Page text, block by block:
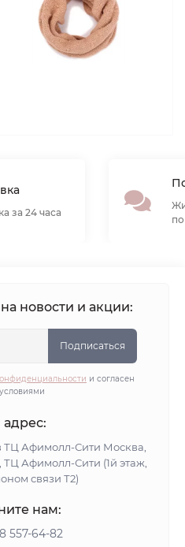
за 24 часа
новости и акции:
Подписаться
и согласен
ТЦ Афимолл-Сити Москва,
Афимолл-Сити (1й этаж,
связи Т2)
нам:
557-64-82